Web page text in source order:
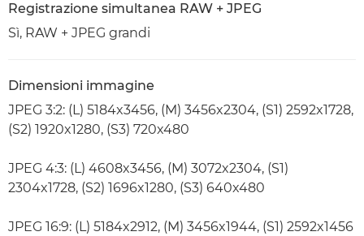
Registrazione simultanea RAW + JPEG
Sì, RAW + JPEG grandi
Dimensioni immagine
JPEG 3:2: (L) 5184x3456, (M) 3456x2304, (S1) 2592x1728,
(S2) 1920x1280, (S3) 720x480
JPEG 4:3: (L) 4608x3456, (M) 3072x2304, (S1)
2304x1728, (S2) 1696x1280, (S3) 640x480
JPEG 16:9: (L) 5184x2912, (M) 3456x1944, (S1) 2592x1456